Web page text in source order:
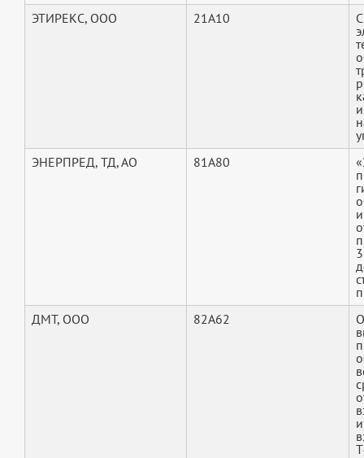
ЭТИРЕКС, ООО
21A10
ЭНЕРПРЕД, ТД, АО
81A80
ДМТ, ООО
82A62